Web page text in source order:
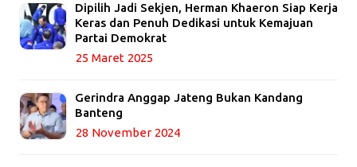
Dipilih Jadi Sekjen, Herman Khaeron Siap Kerja
Keras dan Penuh Dedikasi untuk Kemajuan
Partai Demokrat
25 Maret 2025
Gerindra Anggap Jateng Bukan Kandang
Banteng
28 November 2024